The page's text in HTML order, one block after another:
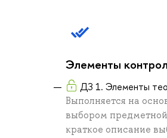
Элементы
ДЗ 1. Элементы
Выполняется на
выбором
краткое описание